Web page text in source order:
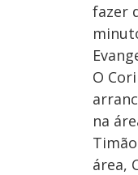
fazer
O
na
área,